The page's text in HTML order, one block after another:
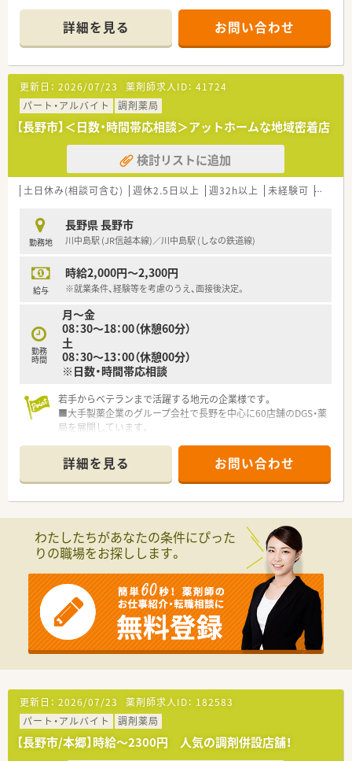
つく総合科目に対応しております。
■1日の処方箋枚数は80枚から100枚で、常勤薬剤師5名とパー
ト3名で協力して業務にあたります。
【法人特徴について】
■長野市を中心に12店舗を展開し、地域に根差したドミナント
戦略で安定した経営基盤を築いています。
■かかりつけ薬局としての機能や在宅医療を積極的に推進し、時
代のニーズに応える薬局を目指しています。
■従業員の働きやすさを第一に考え、福利厚生の充実や最新機器
の導入による業務効率化を図っています。
【こんな方が活躍中】
自身のスキルを高めている方が活躍中です。
■産休・育休制度を実際に活用し、復帰後も周囲のサポートを受
けながら、仕事と家庭を両立させています。
て、プライベートも充実させている方が多いです。
■多様な症例に触れる機会が豊富にあり、薬剤師としての知識と
経験値を飛躍的に高めることができます。
■20年以上続く賞与4ヶ月分以上の支給実績は、企業の安定性と
社員への還元意識の高さの証です。
■18時までの勤務と高い有給消化率により、理想的なワークラ
詳細を見る お問い合わせ
更新日： 2026/07/23 薬剤師求人ID： 41724
パート・アルバイト
調剤薬局
【長野市】＜日数・時間帯応相談＞アットホームな地域密着店
検討リストに追加
土日休み(相談可含む) 週休2.5日以上 週32h以上 未経験可 ブラン
勤務地
長野県 長野市
川中島駅 (JR信越本線)／川中島駅 (しなの鉄道線)
給与
時給2,000円～2,300円
※就業条件、経験等を考慮のうえ、面接後決定。
勤務
時間
月～金
08：30～18：00（休憩60分）
土
08：30～13：00（休憩00分）
※日数・時間帯応相談
若手からベテランまで活躍する地元の企業様です。
■大手製薬企業のグループ会社で長野を中心に60店舗のDGS・薬
局を展開しています。
■産育休の取得実績も豊富！離職率も非常に低くアットホームな
雰囲気の企業様です。
■週30時間以上の勤務者にはパート、正社員含め6連休制度が適
用されます。
詳細を見る お問い合わせ
わたしたちがあなたの条件にぴった
りの職場をお探しします。
更新日： 2026/07/23 薬剤師求人ID： 182583
パート・アルバイト
調剤薬局
【長野市/本郷】時給～2300円 人気の調剤併設店舗！